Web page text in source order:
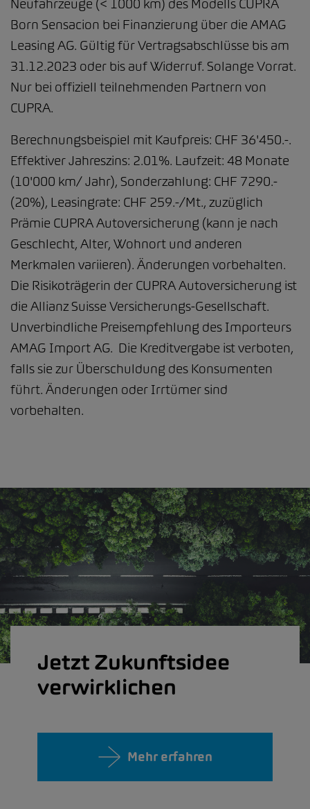
Neufahrzeuge (< 1000 km) des Modells CUPRA
Born Sensacion bei Finanzierung über die AMAG
Leasing AG. Gültig für Vertragsabschlüsse bis am
31.12.2023 oder bis auf Widerruf. Solange Vorrat.
Nur bei offiziell teilnehmenden Partnern von
CUPRA.
Berechnungsbeispiel mit Kaufpreis: CHF 36'450.-.
Effektiver Jahreszins: 2.01%. Laufzeit: 48 Monate
(10'000 km/ Jahr), Sonderzahlung: CHF 7290.-
(20%), Leasingrate: CHF 259.-/Mt., zuzüglich
Prämie CUPRA Autoversicherung (kann je nach
Geschlecht, Alter, Wohnort und anderen
Merkmalen variieren). Änderungen vorbehalten.
Die Risikoträgerin der CUPRA Autoversicherung ist
die Allianz Suisse Versicherungs-Gesellschaft.
Unverbindliche Preisempfehlung des Importeurs
AMAG Import AG. Die Kreditvergabe ist verboten,
falls sie zur Überschuldung des Konsumenten
führt. Änderungen oder Irrtümer sind
vorbehalten.
Jetzt Zukunftsidee
verwirklichen
Mehr erfahren